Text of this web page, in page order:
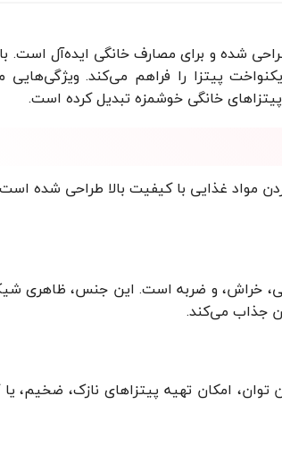
پیتزا را فراهم می‌کند. ویژگی‌هایی
مواد غذایی با کیفیت بالا طراحی شده
خراش، و ضربه است. این جنس، ظاهری
جذاب می‌کند.
می‌کند. این توان، امکان تهیه پیتزاهای نازک،